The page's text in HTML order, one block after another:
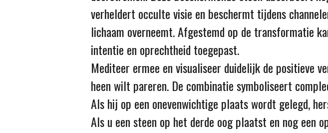
verheldert occulte visie en beschermt tijdens
lichaam overneemt. Afgestemd op de transformatie
intentie en oprechtheid toegepast.
Mediteer ermee en visualiseer duidelijk de positieve
heen wilt pareren. De combinatie symboliseert
Als hij op een onevenwichtige plaats wordt gelegd,
Als u een steen op het derde oog plaatst en nog een